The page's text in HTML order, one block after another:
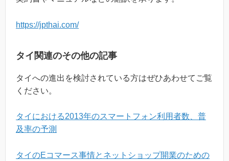
https://jpthai.com/
タイ関連のその他の記事
タイへの進出を検討されている方はぜひあわせてご覧
ください。
タイにおける2013年のスマートフォン利用者数、普
及率の予測
タイのEコマース事情とネットショップ開業のための